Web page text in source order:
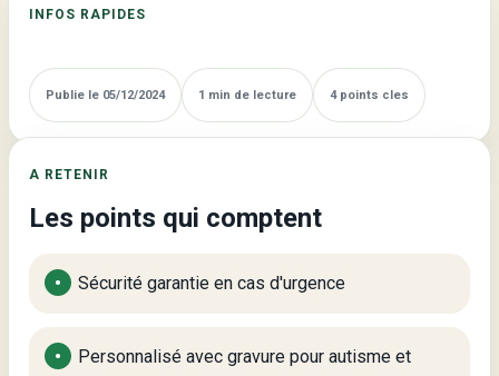
INFOS RAPIDES
Publie le 05/12/2024 1 min de lecture 4 points cles
A RETENIR
Les points qui comptent
Sécurité garantie en cas d'urgence
Personnalisé avec gravure pour autisme et